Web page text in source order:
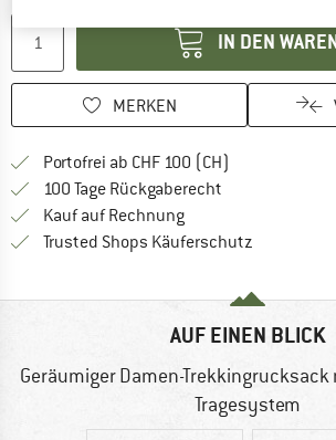
IN DEN
MERKEN
Portofrei ab CHF 100 (CH)
100 Tage Rückgaberecht
Kauf auf RechnungFinde die
Trusted Shops Käuferschutz
AUF EINEN BLICK
Geräumiger Damen-
Tragesystem